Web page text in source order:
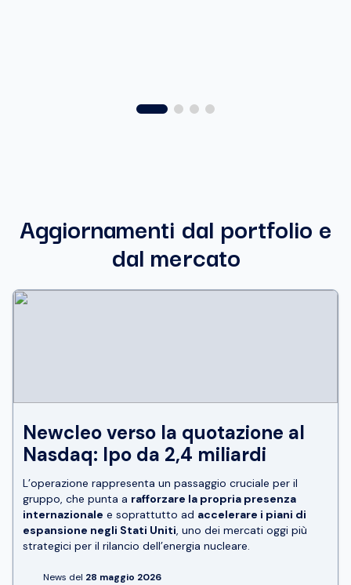
Aggiornamenti dal portfolio e
dal mercato
Newcleo verso la quotazione al
Nasdaq: Ipo da 2,4 miliardi
L’operazione rappresenta un passaggio cruciale per il
gruppo, che punta a rafforzare la propria presenza
internazionale e soprattutto ad accelerare i piani di
espansione negli Stati Uniti, uno dei mercati oggi più
strategici per il rilancio dell’energia nucleare.
News del 28 maggio 2026